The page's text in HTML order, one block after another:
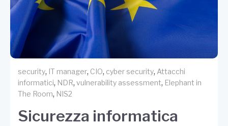
security, IT manager, CIO, cyber security, Attacchi
informatici, NDR, vulnerability assessment, Elephant in
The Room, NIS2
Sicurezza informatica